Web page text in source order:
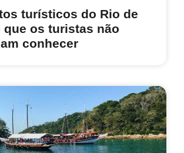
turísticos do Rio de
que os turistas não
conhecer